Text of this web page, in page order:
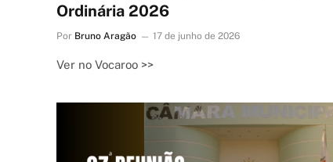
Ordinária 2026
Por Bruno Aragão 17 de junho de 2026
Ver no Vocaroo >>